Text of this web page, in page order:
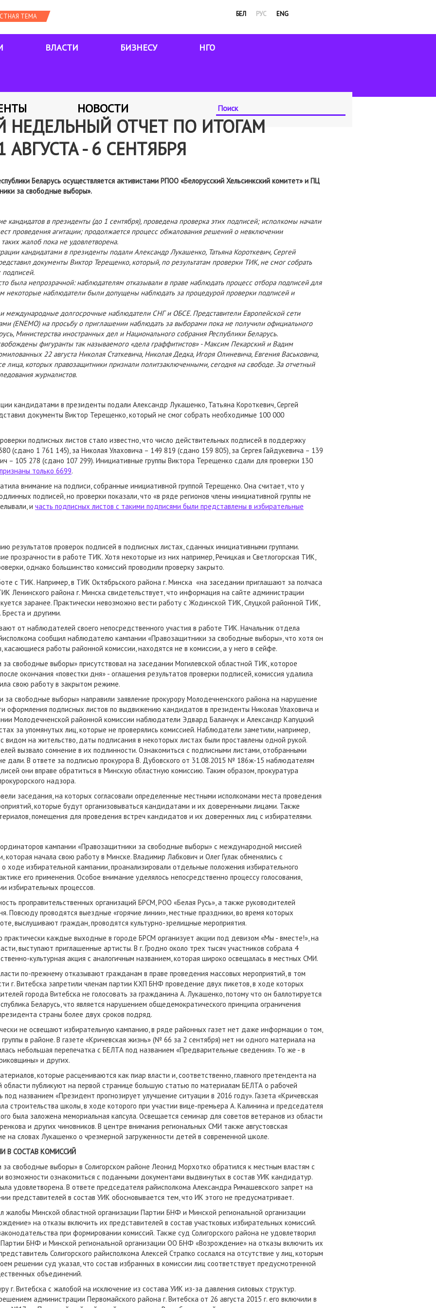
БЕЛ РУС ENG
ВЛАСТИ БИЗНЕСУ НГО
НОВОСТИ
НЕДЕЛЬНЫЙ ОТЧЕТ ПО ИТОГАМ
- 6 СЕНТЯБРЯ
Беларусь осуществляется активистами РПОО «Белорусский Хельсинкский комитет» и ПЦ
за свободные выборы».
кандидатов в президенты (до 1 сентября), проведена проверка этих подписей; исполкомы начали
проведения агитации; продолжается процесс обжалования решений о невключении
жалоб пока не удовлетворена.
кандидатами в президенты подали Александр Лукашенко, Татьяна Короткевич, Сергей
документы Виктор Терещенко, который, по результатам проверки ТИК, не смог собрать
была непрозрачной: наблюдателям отказывали в праве наблюдать процесс отбора подписей для
некоторые наблюдатели были допущены наблюдать за процедурой проверки подписей и
долгосрочные наблюдатели СНГ и ОБСЕ. Представители Европейской сети
(ENEMO) на просьбу о приглашении наблюдать за выборами пока не получили официального
Министерства иностранных дел и Национального собрания Республики Беларусь.
фигуранты так называемого «дела граффитистов» - Максим Пекарский и Вадим
22 августа Николая Статкевича, Николая Дедка, Игоря Олиневича, Евгения Васьковича,
лица, которых правозащитники признали политзаключенными, сегодня на свободе. За отчетный
журналистов.
кандидатами в президенты подали Александр Лукашенко, Татьяна Короткевич, Сергей
документы Виктор Терещенко, который не смог собрать необходимые 100 000
подписных листов стало известно, что число действительных подписей в поддержку
(сдано 1 761 145), за Николая Улаховича – 149 819 (сдано 159 805), за Сергея Гайдукевича – 139
– 105 278 (сдано 107 299). Инициативные группы Виктора Терещенко сдали для проверки 130
только 6699.
внимание на подписи, собранные инициативной группой Терещенко. Она считает, что у
подписей, но проверки показали, что «в ряде регионов члены инициативной группы не
и часть подписных листов с такими подписями были представлены в избирательные
результатов проверок подписей в подписных листах, сданных инициативными группами.
прозрачности в работе ТИК. Хотя некоторые из них например, Речицкая и Светлогорская ТИК,
однако большинство комиссий проводили проверку закрыто.
с ТИК. Например, в ТИК Октябрьского района г. Минска «на заседании приглашают за полчаса
Ленинского района г. Минска свидетельствует, что информация на сайте администрации
заранее. Практически невозможно вести работу с Жодинской ТИК, Слуцкой районной ТИК,
и другими.
от наблюдателей своего непосредственного участия в работе ТИК. Начальник отдела
сообщил наблюдателю кампании «Правозащитники за свободные выборы», что хотя он
работы районной комиссии, находятся не в комиссии, а у него в сейфе.
свободные выборы» присутствовал на заседании Могилевской областной ТИК, которое
окончания «повестки дня» - оглашения результатов проверки подписей, комиссия удалила
свою работу в закрытом режиме.
свободные выборы» направили заявление прокурору Молодечненского района на нарушение
оформления подписных листов по выдвижению кандидатов в президенты Николая Улаховича и
Молодечненской районной комиссии наблюдатели Эдвард Баланчук и Александр Капуцкий
за упомянутых лиц, которые не проверялись комиссией. Наблюдатели заметили, например,
видом на жительство, даты подписания в некоторых листах были проставлены одной рукой.
вызвало сомнение в их подлинности. Ознакомиться с подписными листами, отобранными
дали. В ответе за подписью прокурора В. Дубовского от 31.08.2015 № 186ж-15 наблюдателям
они вправе обратиться в Минскую областную комиссию. Таким образом, прокуратура
надзора.
заседания, на которых согласовали определенные местными исполкомами места проведения
которые будут организовываться кандидатами и их доверенными лицами. Также
помещения для проведения встреч кандидатов и их доверенных лиц с избирателями.
кампании «Правозащитники за свободные выборы» с международной миссией
начала свою работу в Минске. Владимир Лабкович и Олег Гулак обменялись с
ходе избирательной кампании, проанализировали отдельные положения избирательного
его применения. Особое внимание уделялось непосредственно процессу голосования,
избирательных процессов.
проправительственных организаций БРСМ, РОО «Белая Русь», а также руководителей
Повсюду проводятся выездные «горячие линии», местные праздники, во время которых
выслушивают граждан, проводятся культурно-зрелищные мероприятия.
практически каждые выходные в городе БРСМ организует акции под девизом «Мы - вместе!», на
выступают приглашенные артисты. В г. Гродно около трех тысяч участников собрала 4
культурная акция с аналогичным названием, которая широко освещалась в местных СМИ.
по-прежнему отказывают гражданам в праве проведения массовых мероприятий, в том
г. Витебска запретили членам партии КХП БНФ проведение двух пикетов, в ходе которых
города Витебска не голосовать за гражданина А. Лукашенко, потому что он баллотируется
Беларусь, что является нарушением общедемократического принципа ограничения
страны более двух сроков подряд.
не освещают избирательную кампанию, в ряде районных газет нет даже информации о том,
в районе. В газете «Кричевская жизнь» (№ 66 за 2 сентября) нет ни одного материала на
небольшая перепечатка с БЕЛТА под названием «Предварительные сведения». То же - в
и других.
которые расцениваются как пиар власти и, соответственно, главного претендента на
области публикуют на первой странице большую статью по материалам БЕЛТА о рабочей
названием «Президент прогнозирует улучшение ситуации в 2016 году». Газета «Кричевская
строительства школы, в ходе которого при участии вице-премьера А. Калинина и председателя
была заложена мемориальная капсула. Освещается семинар для советов ветеранов из области
и других чиновников. В центре внимания региональных СМИ также августовская
на словах Лукашенко о чрезмерной загруженности детей в современной школе.
В СОСТАВ КОМИССИЙ
свободные выборы» в Солигорском районе Леонид Морхотко обратился к местным властям с
возможности ознакомиться с поданными документами выдвинутых в состав УИК кандидатур.
удовлетворена. В ответе председателя райисполкома Александра Римашевского запрет на
представителей в состав УИК обосновывается тем, что ИК этого не предусматривает.
жалобы Минской областной организации Партии БНФ и Минской региональной организации
на отказы включить их представителей в состав участковых избирательных комиссий.
при формировании комиссий. Также суд Солигорского района не удовлетворил
БНФ и Минской региональной организации ОО БНФ «Возрождение» на отказы включить их
Солигорского райисполкома Алексей Страпко сослался на отсутствие у лиц, которым
решении суд указал, что состав избранных в комиссии лиц соответствует предусмотренной
объединений.
г. Витебска с жалобой на исключение из состава УИК из-за давления силовых структур.
администрации Первомайского района г. Витебска от 26 августа 2015 г. его включили в